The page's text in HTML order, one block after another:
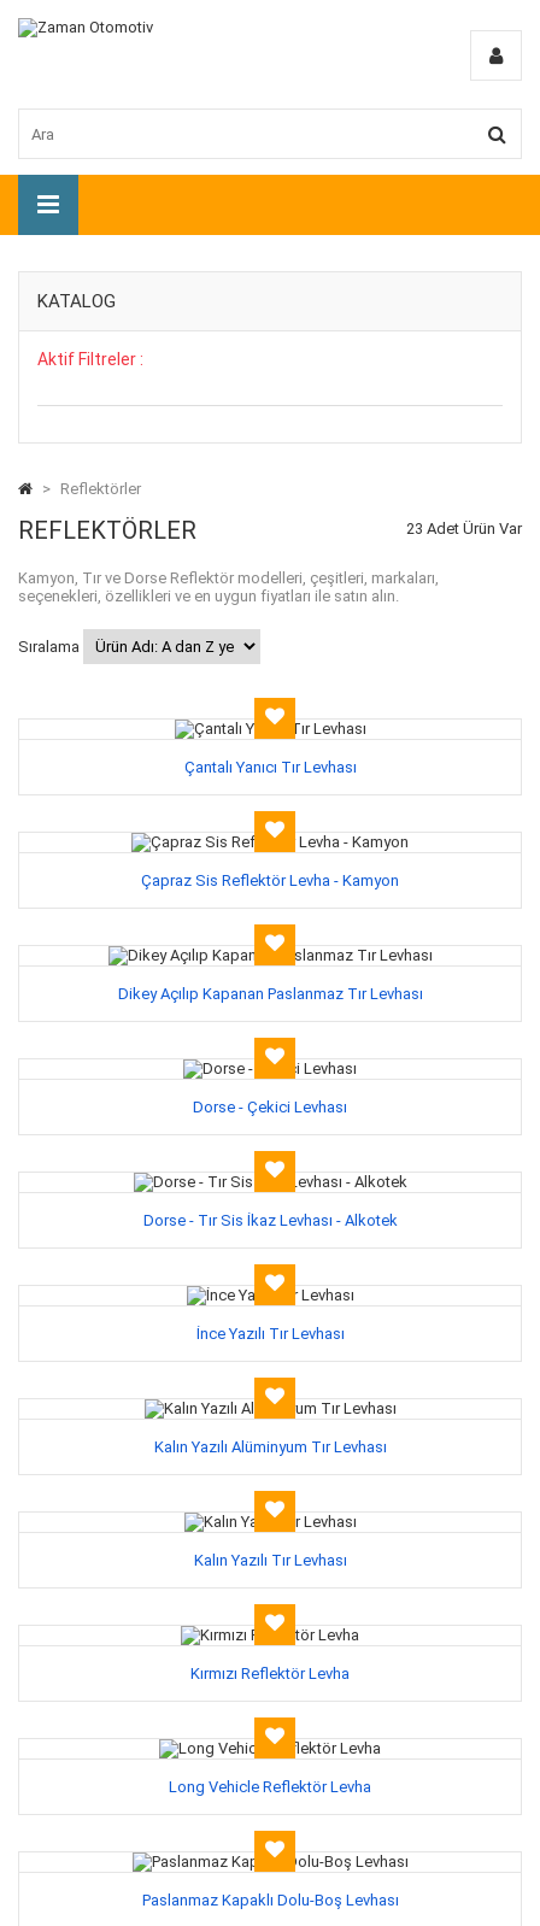
KATALOG
Aktif Filtreler :
> Reflektörler
REFLEKTÖRLER 23 Adet Ürün Var
Kamyon, Tır ve Dorse Reflektör modelleri, çeşitleri, markaları,
seçenekleri, özellikleri ve en uygun fiyatları ile satın alın.
Sıralama
Çantalı Yanıcı Tır Levhası
Çapraz Sis Reflektör Levha - Kamyon
Dikey Açılıp Kapanan Paslanmaz Tır Levhası
Dorse - Çekici Levhası
Dorse - Tır Sis İkaz Levhası - Alkotek
İnce Yazılı Tır Levhası
Kalın Yazılı Alüminyum Tır Levhası
Kalın Yazılı Tır Levhası
Kırmızı Reflektör Levha
Long Vehicle Reflektör Levha
Paslanmaz Kapaklı Dolu-Boş Levhası